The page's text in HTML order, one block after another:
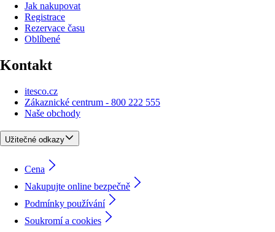
Jak nakupovat
Registrace
Rezervace času
Oblíbené
Kontakt
itesco.cz
Zákaznické centrum - 800 222 555
Naše obchody
Užitečné odkazy
Cena
Nakupujte online bezpečně
Podmínky používání
Soukromí a cookies